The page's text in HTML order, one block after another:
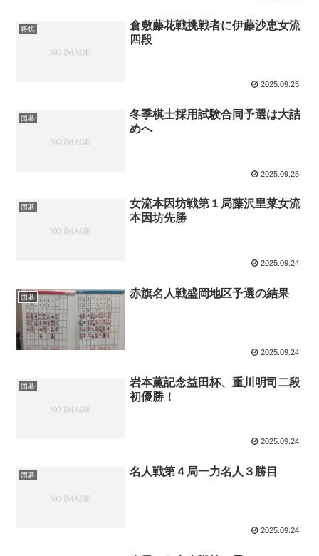
将棋
倉敷藤花戦挑戦者に伊藤沙恵女流
四段
2025.09.25
囲碁
冬季棋士採用試験合同予選は大詰
めへ
2025.09.25
囲碁
女流本因坊戦第１局藤沢里菜女流
本因坊先勝
2025.09.24
囲碁 赤旗名人戦盛岡地区予選の結果
2025.09.24
囲碁
岩本薫記念益田杯、重川明司二段
初優勝！
2025.09.24
囲碁 名人戦第４局一力名人３勝目
2025.09.24